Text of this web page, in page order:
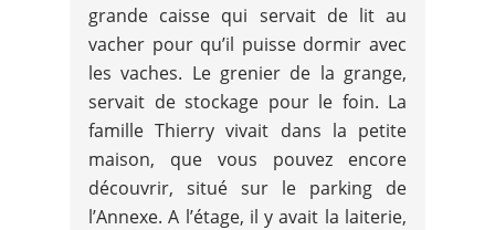
grande caisse qui servait de lit au
vacher pour qu’il puisse dormir avec
les vaches. Le grenier de la grange,
servait de stockage pour le foin. La
famille Thierry vivait dans la petite
maison, que vous pouvez encore
découvrir, situé sur le parking de
l’Annexe. A l’étage, il y avait la laiterie,